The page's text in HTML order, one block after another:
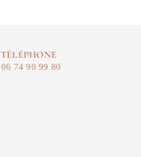
TÉLÉPHONE
06 74 90 99 80